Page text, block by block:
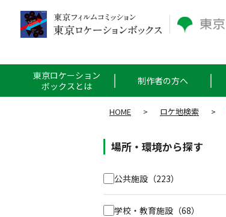
東京ロケーション
ボックスとは
制作者の方へ
HOME > ロケ地検索 >
場所・環境から探す
公共施設 （223）
学校・教育施設 （68）